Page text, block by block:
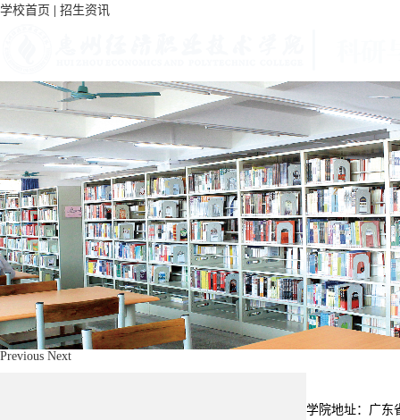
学校首页 招生资讯
部门概况
科研动态
政策法规
科研成果
通知公告
Previous Next
学院地址：广东